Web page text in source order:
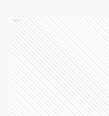
Ads